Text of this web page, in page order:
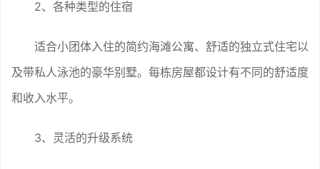
2、各种类型的住宿
适合小团体入住的简约海滩公寓、舒适的独立式住宅以
及带私人泳池的豪华别墅。每栋房屋都设计有不同的舒适度
和收入水平。
3、灵活的升级系统